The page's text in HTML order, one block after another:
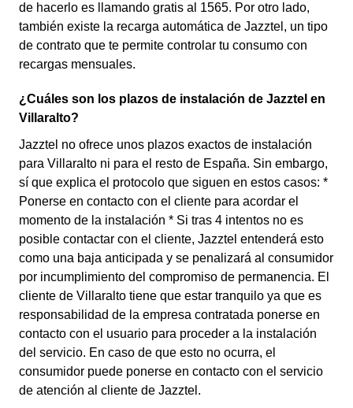
de hacerlo es llamando gratis al 1565. Por otro lado,
también existe la recarga automática de Jazztel, un tipo
de contrato que te permite controlar tu consumo con
recargas mensuales.
¿Cuáles son los plazos de instalación de Jazztel en
Villaralto?
Jazztel no ofrece unos plazos exactos de instalación
para Villaralto ni para el resto de España. Sin embargo,
sí que explica el protocolo que siguen en estos casos: *
Ponerse en contacto con el cliente para acordar el
momento de la instalación * Si tras 4 intentos no es
posible contactar con el cliente, Jazztel entenderá esto
como una baja anticipada y se penalizará al consumidor
por incumplimiento del compromiso de permanencia. El
cliente de Villaralto tiene que estar tranquilo ya que es
responsabilidad de la empresa contratada ponerse en
contacto con el usuario para proceder a la instalación
del servicio. En caso de que esto no ocurra, el
consumidor puede ponerse en contacto con el servicio
de atención al cliente de Jazztel.